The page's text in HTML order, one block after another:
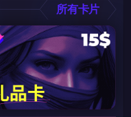
所有卡片